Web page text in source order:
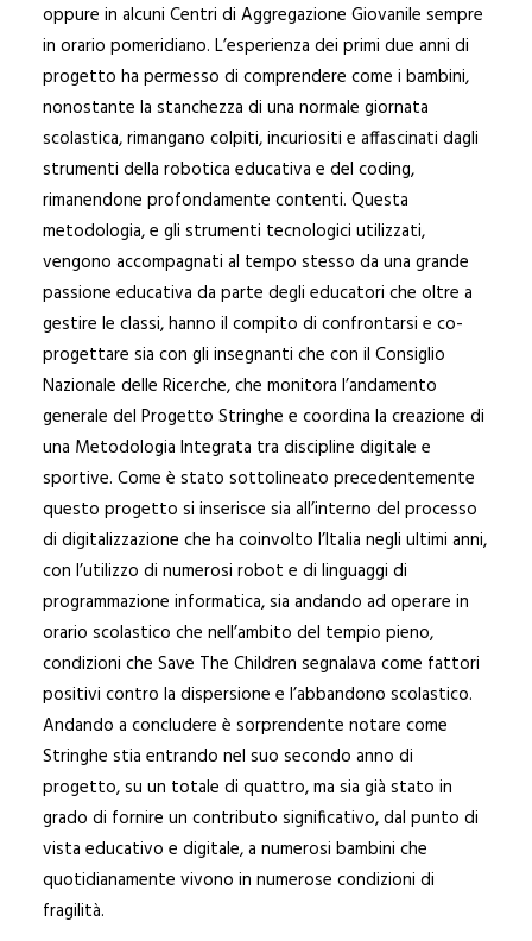
oppure in alcuni Centri di Aggregazione Giovanile sempre
in orario pomeridiano. L’esperienza dei primi due anni di
progetto ha permesso di comprendere come i bambini,
nonostante la stanchezza di una normale giornata
scolastica, rimangano colpiti, incuriositi e affascinati dagli
strumenti della robotica educativa e del coding,
rimanendone profondamente contenti. Questa
metodologia, e gli strumenti tecnologici utilizzati,
vengono accompagnati al tempo stesso da una grande
passione educativa da parte degli educatori che oltre a
gestire le classi, hanno il compito di confrontarsi e co-
progettare sia con gli insegnanti che con il Consiglio
Nazionale delle Ricerche, che monitora l’andamento
generale del Progetto Stringhe e coordina la creazione di
una Metodologia Integrata tra discipline digitale e
sportive. Come è stato sottolineato precedentemente
questo progetto si inserisce sia all’interno del processo
di digitalizzazione che ha coinvolto l’Italia negli ultimi anni,
con l’utilizzo di numerosi robot e di linguaggi di
programmazione informatica, sia andando ad operare in
orario scolastico che nell’ambito del tempio pieno,
condizioni che Save The Children segnalava come fattori
positivi contro la dispersione e l’abbandono scolastico.
Andando a concludere è sorprendente notare come
Stringhe stia entrando nel suo secondo anno di
progetto, su un totale di quattro, ma sia già stato in
grado di fornire un contributo significativo, dal punto di
vista educativo e digitale, a numerosi bambini che
quotidianamente vivono in numerose condizioni di
fragilità.